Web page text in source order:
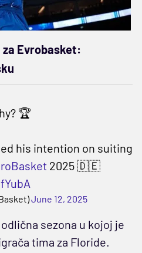
Evrobasket:
🏆
his intention on suiting
2025 🇩🇪
June 12, 2025
sezona u kojoj je
tima za Floride.